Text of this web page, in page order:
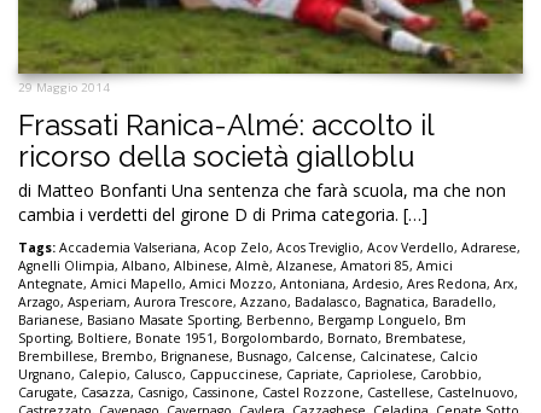
29 Maggio 2014
Frassati Ranica-Almé: accolto il
ricorso della società gialloblu
di Matteo Bonfanti Una sentenza che farà scuola, ma che non
cambia i verdetti del girone D di Prima categoria. […]
Tags: Accademia Valseriana, Acop Zelo, Acos Treviglio, Acov Verdello, Adrarese,
Agnelli Olimpia, Albano, Albinese, Almè, Alzanese, Amatori 85, Amici
Antegnate, Amici Mapello, Amici Mozzo, Antoniana, Ardesio, Ares Redona, Arx,
Arzago, Asperiam, Aurora Trescore, Azzano, Badalasco, Bagnatica, Baradello,
Barianese, Basiano Masate Sporting, Berbenno, Bergamp Longuelo, Bm
Sporting, Boltiere, Bonate 1951, Borgolombardo, Bornato, Brembatese,
Brembillese, Brembo, Brignanese, Busnago, Calcense, Calcinatese, Calcio
Urgnano, Calepio, Calusco, Cappuccinese, Capriate, Capriolese, Carobbio,
Carugate, Casazza, Casnigo, Cassinone, Castel Rozzone, Castellese, Castelnuovo,